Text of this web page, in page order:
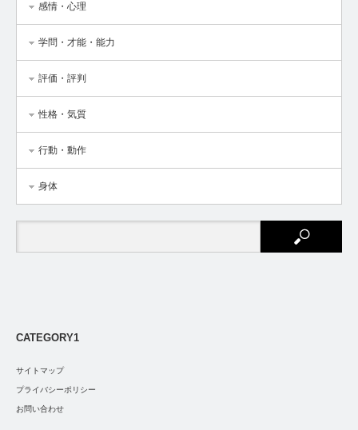
感情・心理
学問・才能・能力
評価・評判
性格・気質
行動・動作
身体
CATEGORY1
サイトマップ
プライバシーポリシー
お問い合わせ